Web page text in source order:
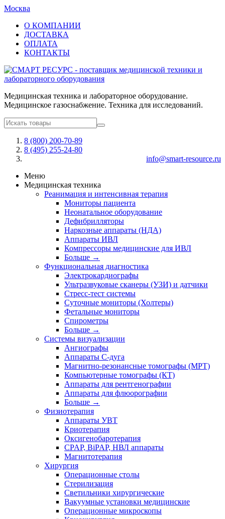
Москва
О КОМПАНИИ
ДОСТАВКА
ОПЛАТА
КОНТАКТЫ
Медицинская техника и лабораторное оборудование.
Медицинское газоснабжение. Техника для исследований.
8 (800) 200-70-89
8 (495) 255-24-80
info@smart-resource.ru
Меню
Медицинская техника
Реанимация и интенсивная терапия
Мониторы пациента
Неонатальное оборудование
Дефибрилляторы
Наркозные аппараты (НДА)
Аппараты ИВЛ
Компрессоры медицинские для ИВЛ
Больше →
Функциональная диагностика
Электрокардиографы
Ультразвуковые сканеры (УЗИ) и датчики
Стресс-тест системы
Суточные мониторы (Холтеры)
Фетальные мониторы
Спирометры
Больше →
Системы визуализации
Ангиографы
Аппараты C-дуга
Магнитно-резонансные томографы (МРТ)
Компьютерные томографы (КТ)
Аппараты для рентгенографии
Аппараты для флюорографии
Больше →
Физиотерапия
Аппараты УВТ
Криотерапия
Оксигенобаротерапия
CPAP, BiPAP, НВЛ аппараты
Магнитотерапия
Хирургия
Операционные столы
Стерилизация
Светильники хирургические
Вакуумные установки медицинские
Операционные микроскопы